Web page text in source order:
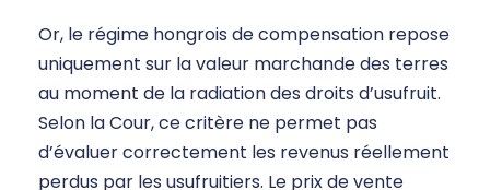
Or, le régime hongrois de compensation repose
uniquement sur la valeur marchande des terres
au moment de la radiation des droits d’usufruit.
Selon la Cour, ce critère ne permet pas
d’évaluer correctement les revenus réellement
perdus par les usufruitiers. Le prix de vente